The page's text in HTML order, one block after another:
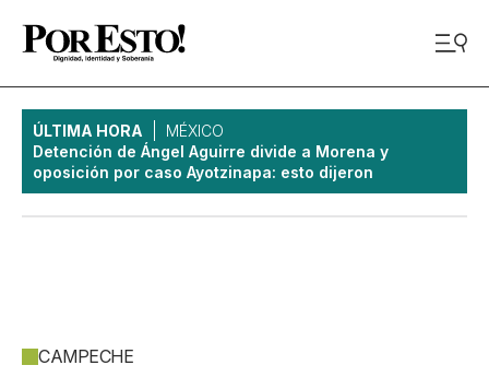
ÚLTIMA HORA
MÉXICO
Detención de Ángel Aguirre divide a Morena y
oposición por caso Ayotzinapa: esto dijeron
CAMPECHE